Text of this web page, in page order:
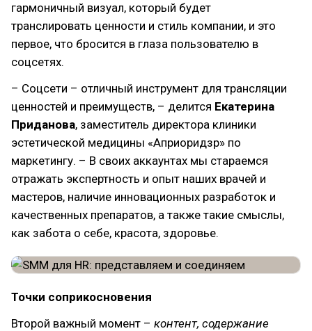
гармоничный визуал, который будет
транслировать ценности и стиль компании, и это
первое, что бросится в глаза пользователю в
соцсетях.
– Соцсети – отличный инструмент для трансляции
ценностей и преимуществ, – делится Екатерина
Приданова, заместитель директора клиники
эстетической медицины «Априоридзр» по
маркетингу. – В своих аккаунтах мы стараемся
отражать экспертность и опыт наших врачей и
мастеров, наличие инновационных разработок и
качественных препаратов, а также такие смыслы,
как забота о себе, красота, здоровье.
Точки соприкосновения
Второй важный момент – контент, содержание